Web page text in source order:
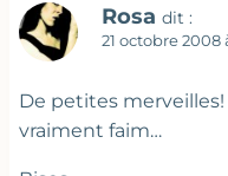
Rosa dit :
21 octobre 2008
De petites
vraiment faim…